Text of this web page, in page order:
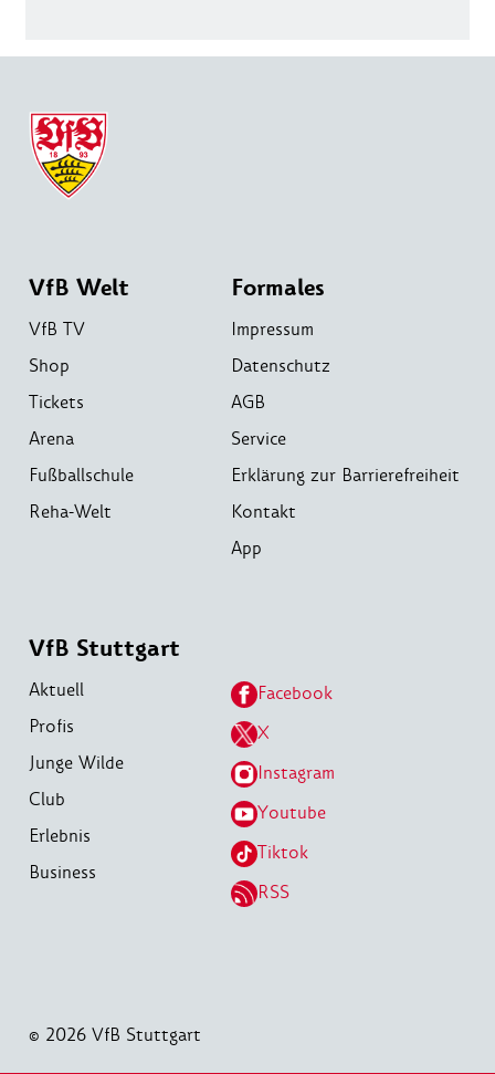
VfB Welt
VfB TV
Shop
Tickets
Arena
Fußballschule
Reha-Welt
Formales
Impressum
Datenschutz
AGB
Service
Erklärung zur Barrierefreiheit
Kontakt
App
VfB Stuttgart
Aktuell
Profis
Junge Wilde
Club
Erlebnis
Business
Facebook
X
Instagram
Youtube
Tiktok
RSS
© 2026 VfB Stuttgart